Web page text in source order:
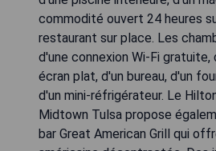
commodité ouvert 24 heures
restaurant sur place. Les
d'une connexion Wi-Fi gratuite,
écran plat, d'un bureau, d'un
d'un mini-réfrigérateur. Le
Midtown Tulsa propose
bar Great American Grill qui